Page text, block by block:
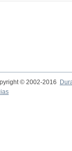
© 2002-2016